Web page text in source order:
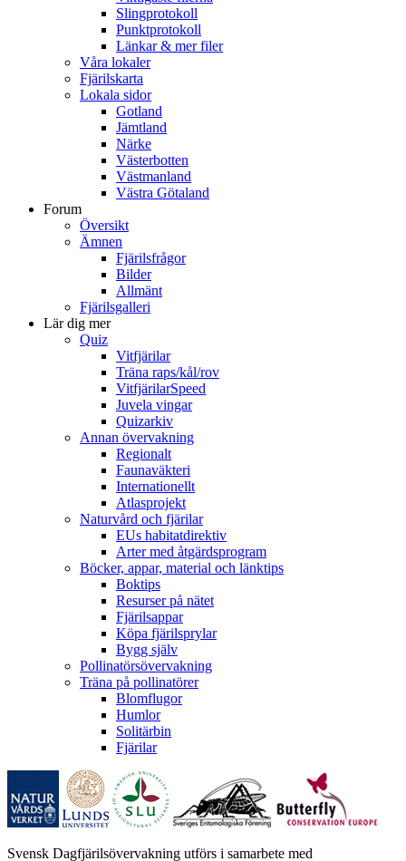
Slingprotokoll
Punktprotokoll
Länkar & mer filer
Våra lokaler
Fjärilskarta
Lokala sidor
Gotland
Jämtland
Närke
Västerbotten
Västmanland
Västra Götaland
Forum
Översikt
Ämnen
Fjärilsfrågor
Bilder
Allmänt
Fjärilsgalleri
Lär dig mer
Quiz
Vitfjärilar
Träna raps/kål/rov
VitfjärilarSpeed
Juvela vingar
Quizarkiv
Annan övervakning
Regionalt
Faunaväkteri
Internationellt
Atlasprojekt
Naturvård och fjärilar
EUs habitatdirektiv
Arter med åtgärdsprogram
Böcker, appar, material och länktips
Boktips
Resurser på nätet
Fjärilsappar
Köpa fjärilsprylar
Bygg själv
Pollinatörsövervakning
Träna på pollinatörer
Blomflugor
Humlor
Solitärbin
Fjärilar
Svensk Dagfjärilsövervakning utförs i samarbete med